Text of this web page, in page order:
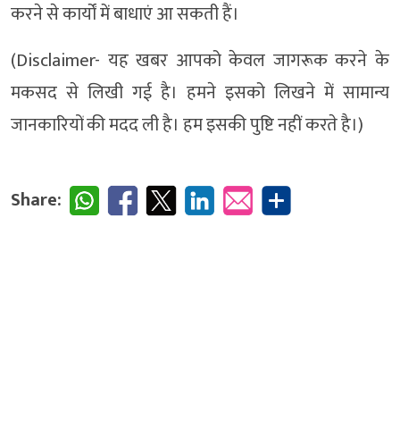
करने से कार्यों में बाधाएं आ सकती हैं।
(Disclaimer- यह खबर आपको केवल जागरूक करने के
मकसद से लिखी गई है। हमने इसको लिखने में सामान्य
जानकारियों की मदद ली है। हम इसकी पुष्टि नहीं करते है।)
Share: